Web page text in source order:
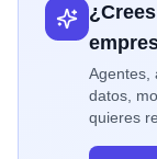
Agentes,
datos,
quieres